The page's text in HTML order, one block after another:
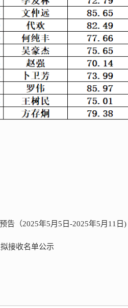
告（2025年5月5日-2025年5月11日)
接收名单公示